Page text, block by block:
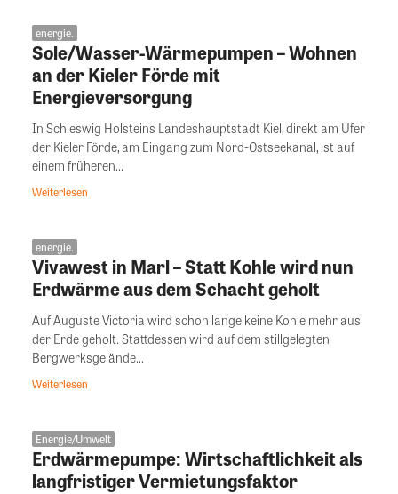
energie.
Sole/Wasser-Wärmepumpen – Wohnen
an der Kieler Förde mit
Energieversorgung
In Schleswig Holsteins Landeshauptstadt Kiel, direkt am Ufer
der Kieler Förde, am Eingang zum Nord-Ostseekanal, ist auf
einem früheren...
Weiterlesen
energie.
Vivawest in Marl – Statt Kohle wird nun
Erdwärme aus dem Schacht geholt
Auf Auguste Victoria wird schon lange keine Kohle mehr aus
der Erde geholt. Stattdessen wird auf dem stillgelegten
Bergwerksgelände...
Weiterlesen
Energie/Umwelt
Erdwärmepumpe: Wirtschaftlichkeit als
langfristiger Vermietungsfaktor